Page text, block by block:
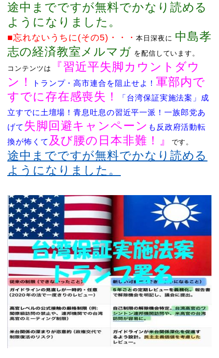
途中までですが無料でかなり読める
ようになりました。
■忘れないうちに(その5) ・・・本日深夜に 中島孝
志の経済教室メルマガ を配信しています 。
コンテンツは
『習近平失脚カウントダウ
ン！
トランプ・高市連合を阻止せよ！軍部内で
すでに存在感喪失！
「台湾保証実施法案」成
立すでに土壇場！青息吐息の習近平一派！一族郎党あ
げて 失脚回避キャンペーン も反政府活動転
換が怖くて 及び腰の日本非難！ 』 です。
途中までですが無料でかなり読める
ようになりました。